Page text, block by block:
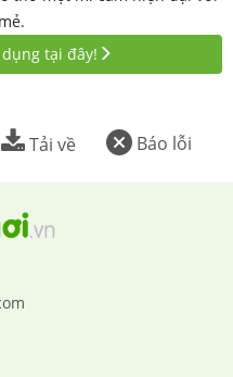
tại đây!
Báo lỗi
Tải về